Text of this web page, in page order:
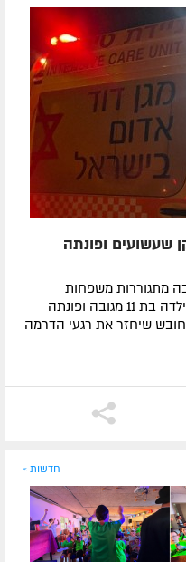
שעשועים ופונתה
מתגוררות משפחות
חב"דיות רבות, נפלה במהלך השבת ילדה בת 11 מגובה ופונתה
שיחזר את רגעי הדרמה
חדשות »